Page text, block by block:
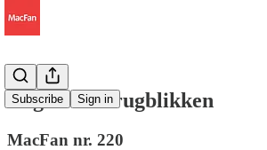
Subscribe Sign in
Nog even terugblikken
MacFan nr. 220